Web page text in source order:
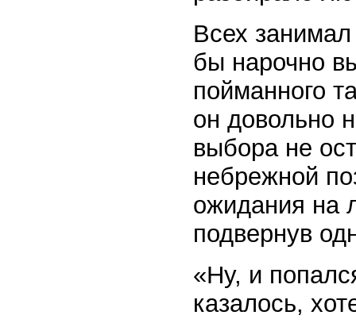
Всех
бы нарочно
пойманного
он довольно
выбора не
небрежной
ожидания на
подвернув
«Ну, и
казалось,